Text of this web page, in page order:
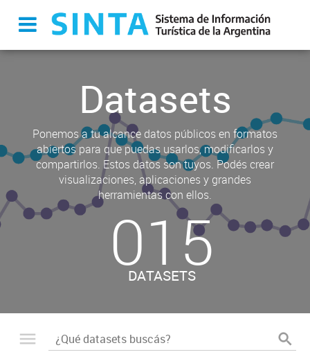
Datasets
Ponemos a tu alcance datos públicos en formatos
abiertos para que puedas usarlos, modificarlos y
compartirlos. Estos datos son tuyos. Podés crear
visualizaciones, aplicaciones y grandes
herramientas con ellos.
015
DATASETS